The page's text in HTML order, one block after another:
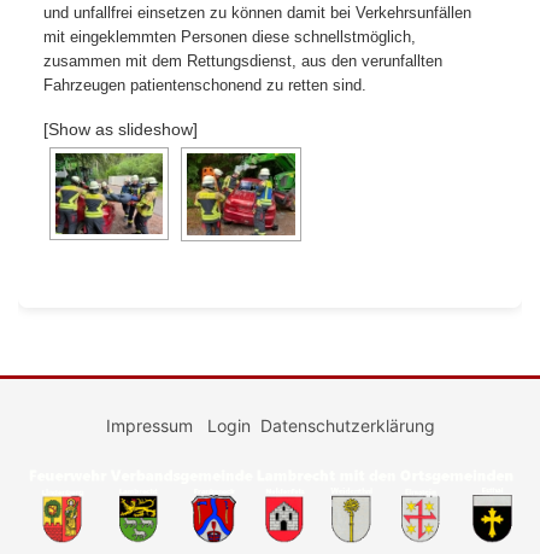
und unfallfrei einsetzen zu können damit bei Verkehrsunfällen
mit eingeklemmten Personen diese schnellstmöglich,
zusammen mit dem Rettungsdienst, aus den verunfallten
Fahrzeugen patientenschonend zu retten sind.
[Show as slideshow]
Impressum Login Datenschutzerklärung